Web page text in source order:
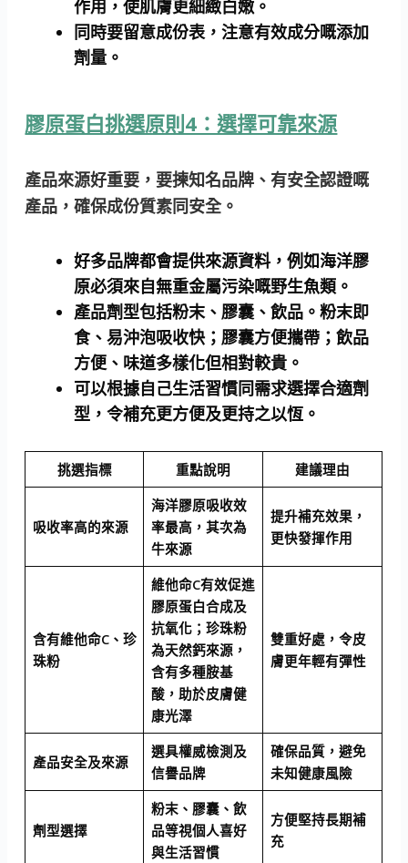
作用，使肌膚更細緻白嫩。
同時要留意成份表，注意有效成分嘅添加
劑量。
膠原蛋白挑選原則4：選擇可靠來源
產品來源好重要，要揀知名品牌、有安全認證嘅
產品，確保成份質素同安全。
好多品牌都會提供來源資料，例如海洋膠
原必須來自無重金屬污染嘅野生魚類。
產品劑型包括粉末、膠囊、飲品。粉末即
食、易沖泡吸收快；膠囊方便攜帶；飲品
方便、味道多樣化但相對較貴。
可以根據自己生活習慣同需求選擇合適劑
型，令補充更方便及更持之以恆。
挑選指標 重點說明 建議理由
吸收率高的來源
海洋膠原吸收效
率最高，其次為
牛來源
提升補充效果，
更快發揮作用
含有維他命C、珍
珠粉
維他命C有效促進
膠原蛋白合成及
抗氧化；珍珠粉
為天然鈣來源，
含有多種胺基
酸，助於皮膚健
康光澤
雙重好處，令皮
膚更年輕有彈性
產品安全及來源
選具權威檢測及
信譽品牌
確保品質，避免
未知健康風險
劑型選擇
粉末、膠囊、飲
品等視個人喜好
與生活習慣
方便堅持長期補
充